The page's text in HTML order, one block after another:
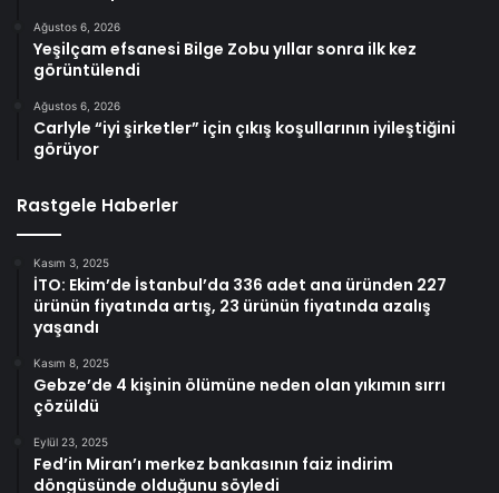
Ağustos 6, 2026
Yeşilçam efsanesi Bilge Zobu yıllar sonra ilk kez
görüntülendi
Ağustos 6, 2026
Carlyle “iyi şirketler” için çıkış koşullarının iyileştiğini
görüyor
Rastgele Haberler
Kasım 3, 2025
İTO: Ekim’de İstanbul’da 336 adet ana üründen 227
ürünün fiyatında artış, 23 ürünün fiyatında azalış
yaşandı
Kasım 8, 2025
Gebze’de 4 kişinin ölümüne neden olan yıkımın sırrı
çözüldü
Eylül 23, 2025
Fed’in Miran’ı merkez bankasının faiz indirim
döngüsünde olduğunu söyledi